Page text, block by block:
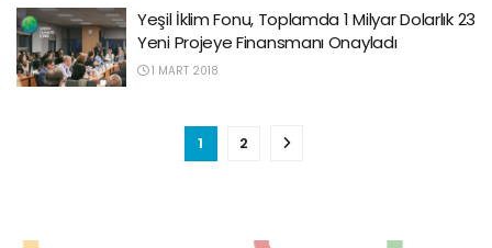
Yeşil İklim Fonu, Toplamda 1 Milyar Dolarlık 23
Yeni Projeye Finansmanı Onayladı
1 MART 2018
1 2